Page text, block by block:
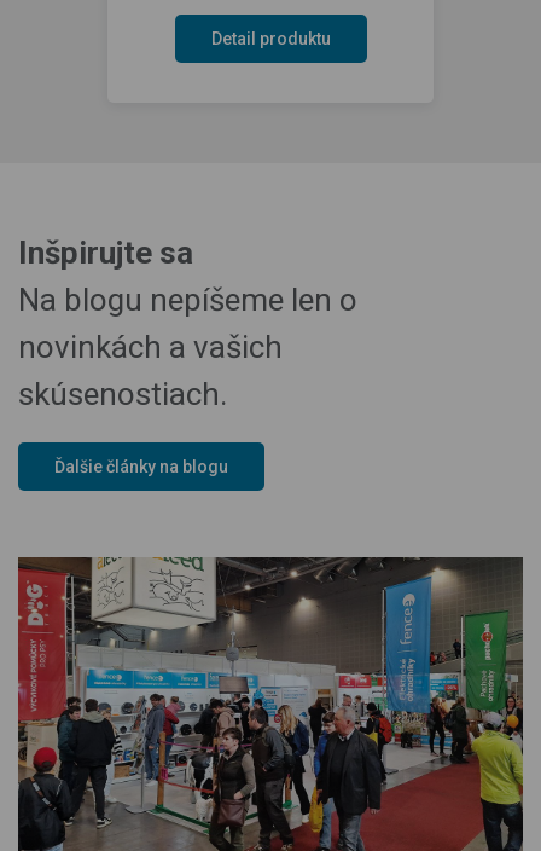
Detail produktu
Inšpirujte sa
Na blogu nepíšeme len o
novinkách a vašich
skúsenostiach.
Ďalšie články na blogu